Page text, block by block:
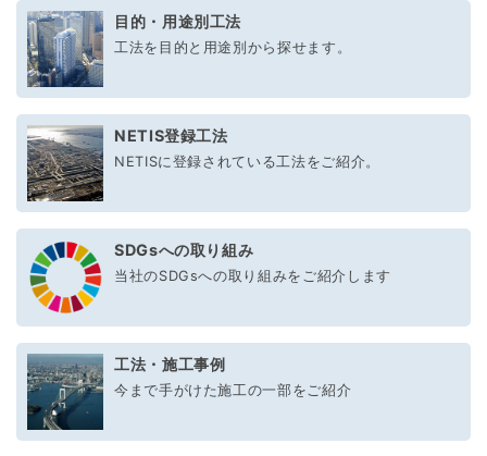
目的・用途別工法
工法を目的と用途別から探せます。
NETIS登録工法
NETISに登録されている工法をご紹介。
SDGsへの取り組み
当社のSDGsへの取り組みをご紹介します
工法・施工事例
今まで手がけた施工の一部をご紹介